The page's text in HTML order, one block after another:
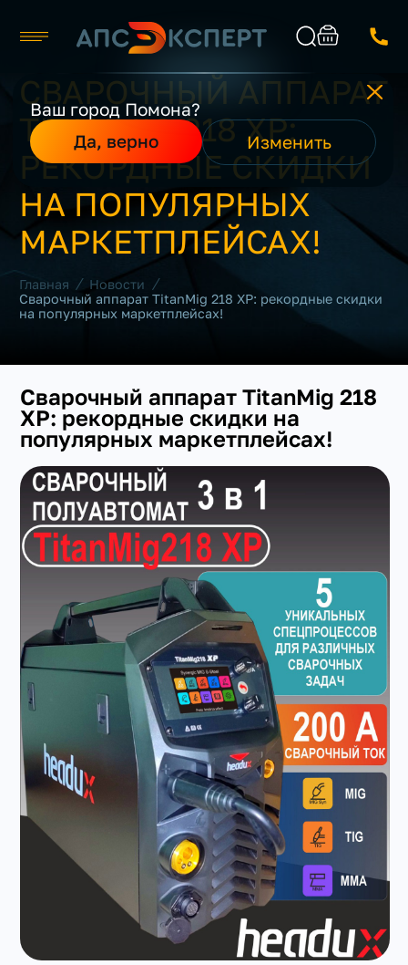
Ваш город Помона?
Да, верно
Изменить
Челябинск
Каталог
О компании
Производители
Реализованные проекты
Контакты
+7(351) 223-98-74
заказать звонок
СВАРОЧНЫЙ АППАРАТ
TITANMIG 218 XP:
РЕКОРДНЫЕ СКИДКИ
НА ПОПУЛЯРНЫХ
МАРКЕТПЛЕЙСАХ!
Главная / Новости
/
Сварочный аппарат TitanMig 218 XP: рекордные скидки
на популярных маркетплейсах!
Сварочный аппарат TitanMig 218
XP: рекордные скидки на
популярных маркетплейсах!
Найти